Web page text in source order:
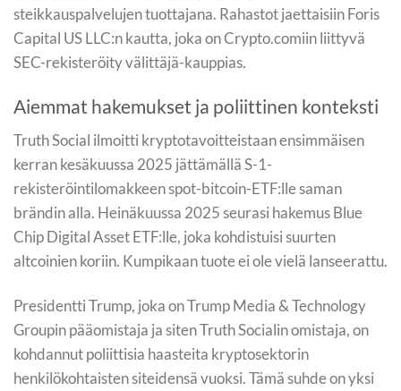
steikkauspalvelujen tuottajana. Rahastot jaettaisiin Foris
Capital US LLC:n kautta, joka on Crypto.comiin liittyvä
SEC-rekisteröity välittäjä-kauppias.
Aiemmat hakemukset ja poliittinen konteksti
Truth Social ilmoitti kryptotavoitteistaan ensimmäisen
kerran kesäkuussa 2025 jättämällä S-1-
rekisteröintilomakkeen spot-bitcoin-ETF:lle saman
brändin alla. Heinäkuussa 2025 seurasi hakemus Blue
Chip Digital Asset ETF:lle, joka kohdistuisi suurten
altcoinien koriin. Kumpikaan tuote ei ole vielä lanseerattu.
Presidentti Trump, joka on Trump Media & Technology
Groupin pääomistaja ja siten Truth Socialin omistaja, on
kohdannut poliittisia haasteita kryptosektorin
henkilökohtaisten siteidensä vuoksi. Tämä suhde on yksi